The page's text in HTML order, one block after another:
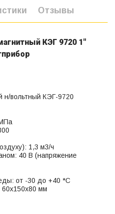
Отзывы
КЭГ 9720 1"
н/вольтный КЭГ-9720
1,3 м3/ч
40 В (напряжение
от -30 до +40 *С
мм